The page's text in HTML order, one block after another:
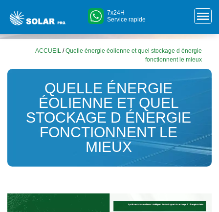
7x24H
Service rapide
ACCUEIL /Quelle énergie éolienne et quel stockage d énergie
fonctionnent le mieux
QUELLE ÉNERGIE
ÉOLIENNE ET QUEL
STOCKAGE D ÉNERGIE
FONCTIONNENT LE
MIEUX